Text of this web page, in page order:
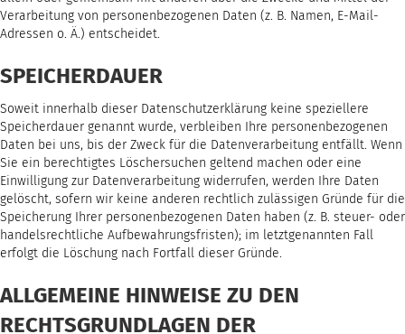
Verarbeitung von personenbezogenen Daten (z. B. Namen, E-Mail-
Adressen o. Ä.) entscheidet.
SPEICHERDAUER
Soweit innerhalb dieser Datenschutzerklärung keine speziellere
Speicherdauer genannt wurde, verbleiben Ihre personenbezogenen
Daten bei uns, bis der Zweck für die Datenverarbeitung entfällt. Wenn
Sie ein berechtigtes Löschersuchen geltend machen oder eine
Einwilligung zur Datenverarbeitung widerrufen, werden Ihre Daten
gelöscht, sofern wir keine anderen rechtlich zulässigen Gründe für die
Speicherung Ihrer personenbezogenen Daten haben (z. B. steuer- oder
handelsrechtliche Aufbewahrungsfristen); im letztgenannten Fall
erfolgt die Löschung nach Fortfall dieser Gründe.
ALLGEMEINE HINWEISE ZU DEN
RECHTSGRUNDLAGEN DER